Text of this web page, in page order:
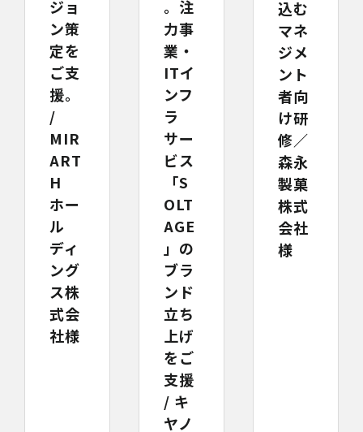
ジョ
ン策
定を
ご支
援。
/
MIR
ART
H
ホー
ル
ディ
ング
ス株
式会
社様
。注
力事
業・
ITイ
ンフ
ラ
サー
ビス
「S
OLT
AGE
」の
ブラ
ンド
立ち
上げ
をご
支援
/ キ
ヤノ
込む
マネ
ジメ
ント
者向
け研
修／
森永
製菓
株式
会社
様